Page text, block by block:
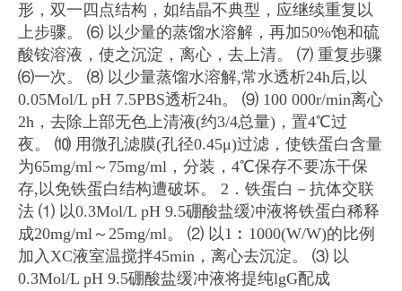
形，双一四点结构，如结晶不典型，应继续重复以
上步骤。
⑹ 以少量的蒸馏水溶解，再加50%饱和硫
酸铵溶液，使之沉淀，离心，去上清。
⑺ 重复步骤
⑹一次。
⑻ 以少量蒸馏水溶解,常水透析24h后,以
0.05Mol/L pH 7.5PBS透析24h。
⑼ 100 000r/min离心
2h，去除上部无色上清液(约3/4总量)，置4℃过
夜。
⑽ 用微孔滤膜(孔径0.45μ)过滤，使铁蛋白含量
为65mg/ml～75mg/ml，分装，4℃保存不要冻干保
存,以免铁蛋白结构遭破坏。
2．铁蛋白－抗体交联
法 ⑴ 以0.3Mol/L pH 9.5硼酸盐缓冲液将铁蛋白稀释
成20mg/ml～25mg/ml。
⑵ 以1︰1000(W/W)的比例
加入XC液室温搅拌45min，离心去沉淀。
⑶ 以
0.3Mol/L pH 9.5硼酸盐缓冲液将提纯lgG配成